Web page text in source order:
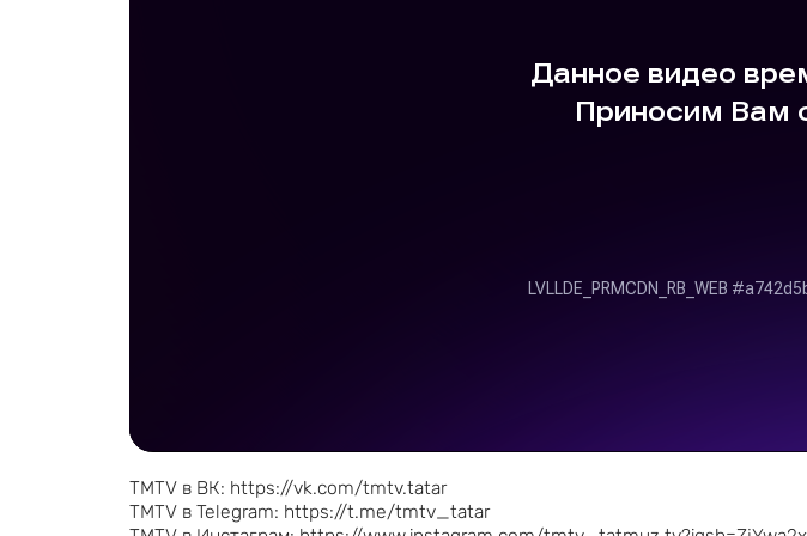
TMTV в Telegram: https://t.me/tmtv_tatar
TMTV в Инстаграм: https://www.instagram.com/tmtv_tatmuz.tv?igsh=ZjYwa2x..